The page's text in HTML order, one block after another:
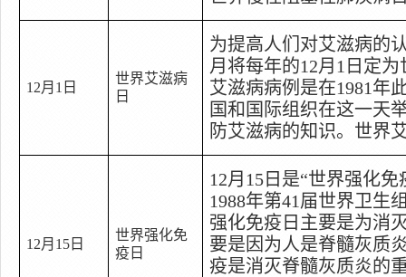
12月 1 日
世界艾滋病
日
为提高人们对艾滋病的
月将每年的12月 1 日 定为
艾滋病病例是在1981年
国和国际组织在这一天
防艾滋病的知识。世界
12月 15 日
世界强化免
疫日
12月 15 日 是“世界强化免
1988年第41届世界卫生
强化免疫日主要是为消
要是因为人是脊髓灰质
疫是消灭脊髓灰质炎的